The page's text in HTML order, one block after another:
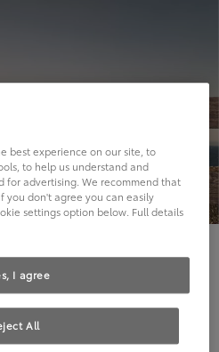
nicht weiter.
best experience on our site, to
to help us understand and
for advertising. We recommend that
you don't agree you can easily
settings option below. Full details
All
I agree